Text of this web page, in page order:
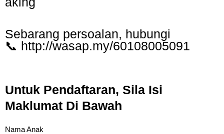
Sebarang persoalan, hubungi
📞 http://wasap.my/60108005091
Untuk Pendaftaran, Sila Isi
Maklumat Di Bawah
Nama Anak